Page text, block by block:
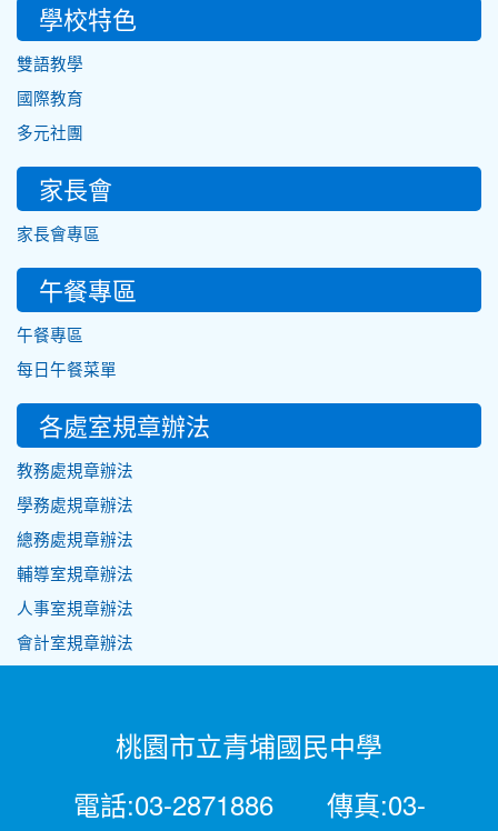
學校特色
雙語教學
國際教育
多元社團
家長會
家長會專區
午餐專區
午餐專區
每日午餐菜單
各處室規章辦法
教務處規章辦法
學務處規章辦法
總務處規章辦法
輔導室規章辦法
人事室規章辦法
會計室規章辦法
桃園市立青埔國民中學
電話:03-2871886 傳真:03-